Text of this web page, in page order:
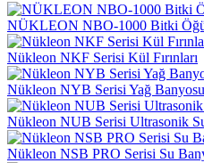
NÜKLEON NBO-1000 Bitki
Nükleon NKF Serisi Kül Fırınları
Nükleon NYB Serisi Yağ Banyosu
Nükleon NUB Serisi Ultrasonik
Nükleon NSB PRO Serisi Su